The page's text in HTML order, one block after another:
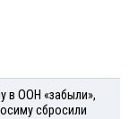
в ООН «забыли»,
сбросили